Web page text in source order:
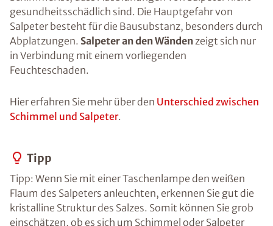
gesundheitsschädlich sind. Die Hauptgefahr von
Salpeter besteht für die Bausubstanz, besonders durch
Abplatzungen. Salpeter an den Wändenzeigt sich nur
in Verbindung mit einem vorliegenden
Feuchteschaden.
Hier erfahren Sie mehr über den Unterschied zwischen
Schimmel und Salpeter.
Tipp
Tipp: Wenn Sie mit einer Taschenlampe den weißen
Flaum des Salpeters anleuchten, erkennen Sie gut die
kristalline Struktur des Salzes. Somit können Sie grob
einschätzen, ob es sich um Schimmel oder Salpeter